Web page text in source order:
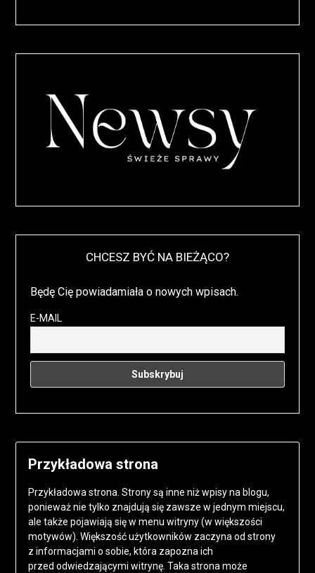
CHCESZ BYĆ NA BIEŻĄCO?
Będę Cię powiadamiała o nowych wpisach.
E-MAIL
Przykładowa strona
Przykładowa strona. Strony są inne niż wpisy na blogu,
ponieważ nie tylko znajdują się zawsze w jednym miejscu,
ale także pojawiają się w menu witryny (w większości
motywów). Większość użytkowników zaczyna od strony
z informacjami o sobie, która zapozna ich
przed odwiedzającymi witrynę. Taka strona może